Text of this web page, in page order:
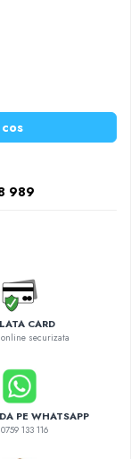
989
CARD
online securizata
PE WHATSAPP
0759 133 116